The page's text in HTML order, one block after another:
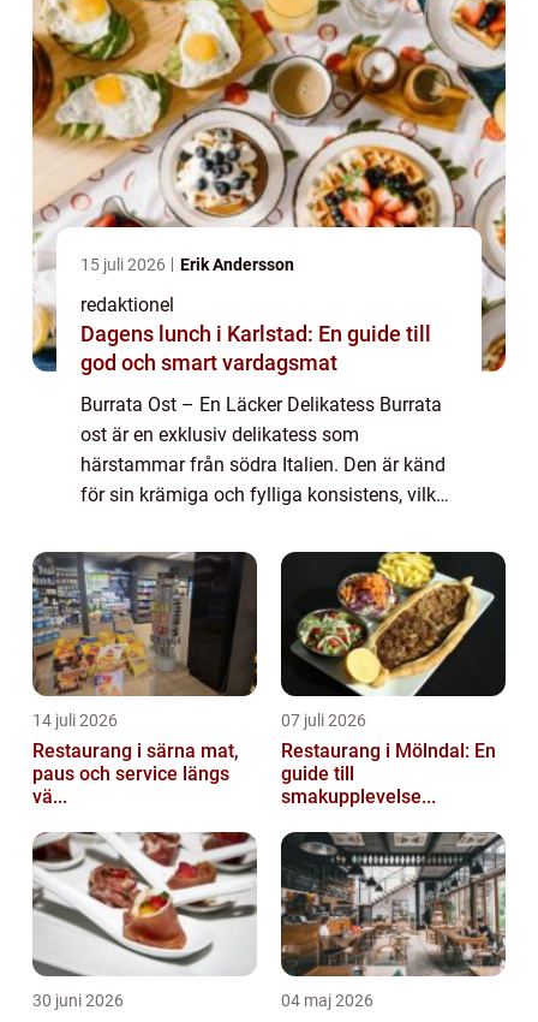
15 juli 2026 Erik Andersson
redaktionel
Dagens lunch i Karlstad: En guide till
god och smart vardagsmat
Burrata Ost – En Läcker Delikatess Burrata
ost är en exklusiv delikatess som
härstammar från södra Italien. Den är känd
för sin krämiga och fylliga konsistens, vilket
över. I denna artikel kommer v...
14 juli 2026
Restaurang i särna mat,
paus och service längs
vä...
07 juli 2026
Restaurang i Mölndal: En
guide till
smakupplevelse...
30 juni 2026 04 maj 2026